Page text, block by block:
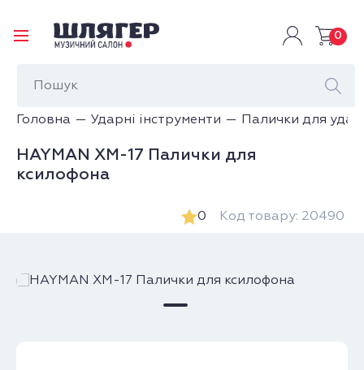
0
Головна Ударні інструменти Палички для
HAYMAN XM-17 Палички для
ксилофона
0 Код товару: 20490